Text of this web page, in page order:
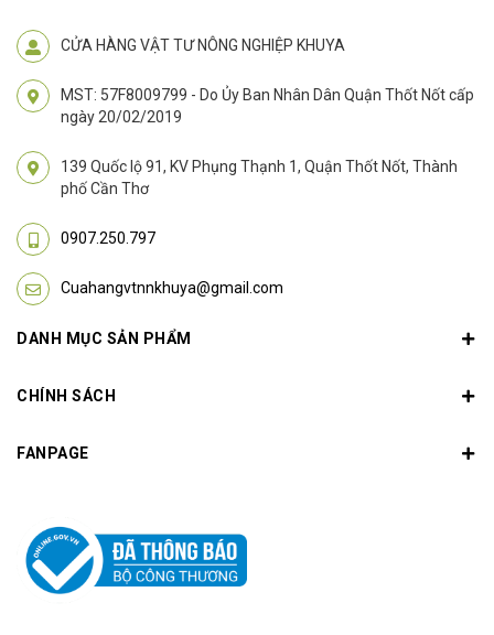
CỬA HÀNG VẬT TƯ NÔNG NGHIỆP KHUYA
MST: 57F8009799 - Do Ủy Ban Nhân Dân Quận Thốt Nốt cấp
ngày 20/02/2019
139 Quốc lộ 91, KV Phụng Thạnh 1, Quận Thốt Nốt, Thành
phố Cần Thơ
0907.250.797
Cuahangvtnnkhuya@gmail.com
DANH MỤC SẢN PHẨM
CHÍNH SÁCH
FANPAGE